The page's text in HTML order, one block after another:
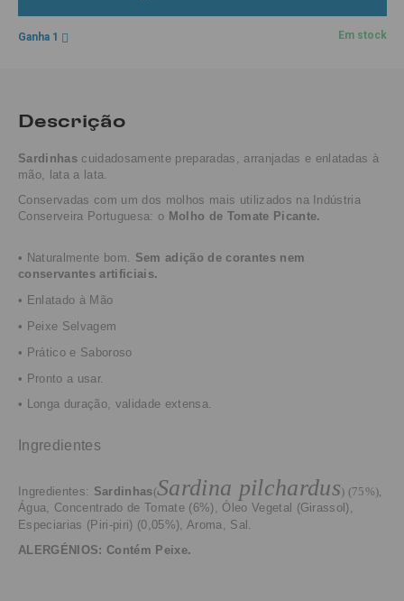
Ganha 1 Em stock
Descrição
Sardinhas cuidadosamente preparadas, arranjadas e enlatadas à
mão, lata a lata.
Conservadas com um dos molhos mais utilizados na Indústria
Conserveira Portuguesa: o Molho de Tomate Picante.
• Naturalmente bom.
Sem adição de corantes nem
conservantesartificiais.
• Enlatado à Mão
• Peixe Selvagem
• Prático e Saboroso
• Pronto a usar.
• Longa duração, validade extensa.
Ingredientes
Ingredientes: Sardinhas(Sardina pilchardus) (75%),
Água, Concentrado de Tomate (6%), Óleo Vegetal (Girassol),
Especiarias (Piri-piri) (0,05%), Aroma, Sal.
ALERGÉNIOS: Contém Peixe.